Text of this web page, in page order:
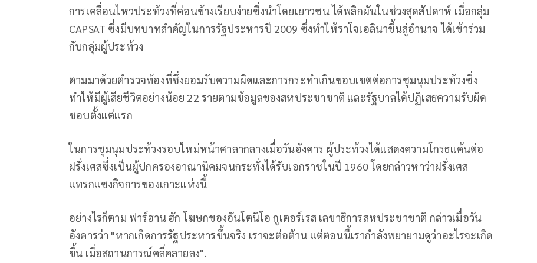
การเคลื่อนไหวประท้วงที่ค่อนข้างเรียบง่ายซึ่งนำโดยเยาวชน ได้พลิกผันในช่วงสุดสัปดาห์ เมื่อกลุ่ม
CAPSAT ซึ่งมีบทบาทสำคัญในการรัฐประหารปี 2009 ซึ่งทำให้ราโจเอลินาขึ้นสู่อำนาจ ได้เข้าร่วม
กับกลุ่มผู้ประท้วง
ตามมาด้วยตำรวจท้องที่ซึ่งยอมรับความผิดและการกระทำเกินขอบเขตต่อการชุมนุมประท้วงซึ่ง
ทำให้มีผู้เสียชีวิตอย่างน้อย 22 รายตามข้อมูลของสหประชาชาติ และรัฐบาลได้ปฏิเสธความรับผิด
ชอบตั้งแต่แรก
ในการชุมนุมประท้วงรอบใหม่หน้าศาลากลางเมื่อวันอังคาร ผู้ประท้วงได้แสดงความโกรธแค้นต่อ
ฝรั่งเศสซึ่งเป็นผู้ปกครองอาณานิคมจนกระทั่งได้รับเอกราชในปี 1960 โดยกล่าวหาว่าฝรั่งเศส
แทรกแซงกิจการของเกาะแห่งนี้
อย่างไรก็ตาม ฟาร์ฮาน ฮัก โฆษกของอันโตนิโอ กูเตอร์เรส เลขาธิการสหประชาชาติ กล่าวเมื่อวัน
อังคารว่า "หากเกิดการรัฐประหารขึ้นจริง เราจะต่อต้าน แต่ตอนนี้เรากำลังพยายามดูว่าอะไรจะเกิด
ขึ้น เมื่อสถานการณ์คลี่คลายลง".